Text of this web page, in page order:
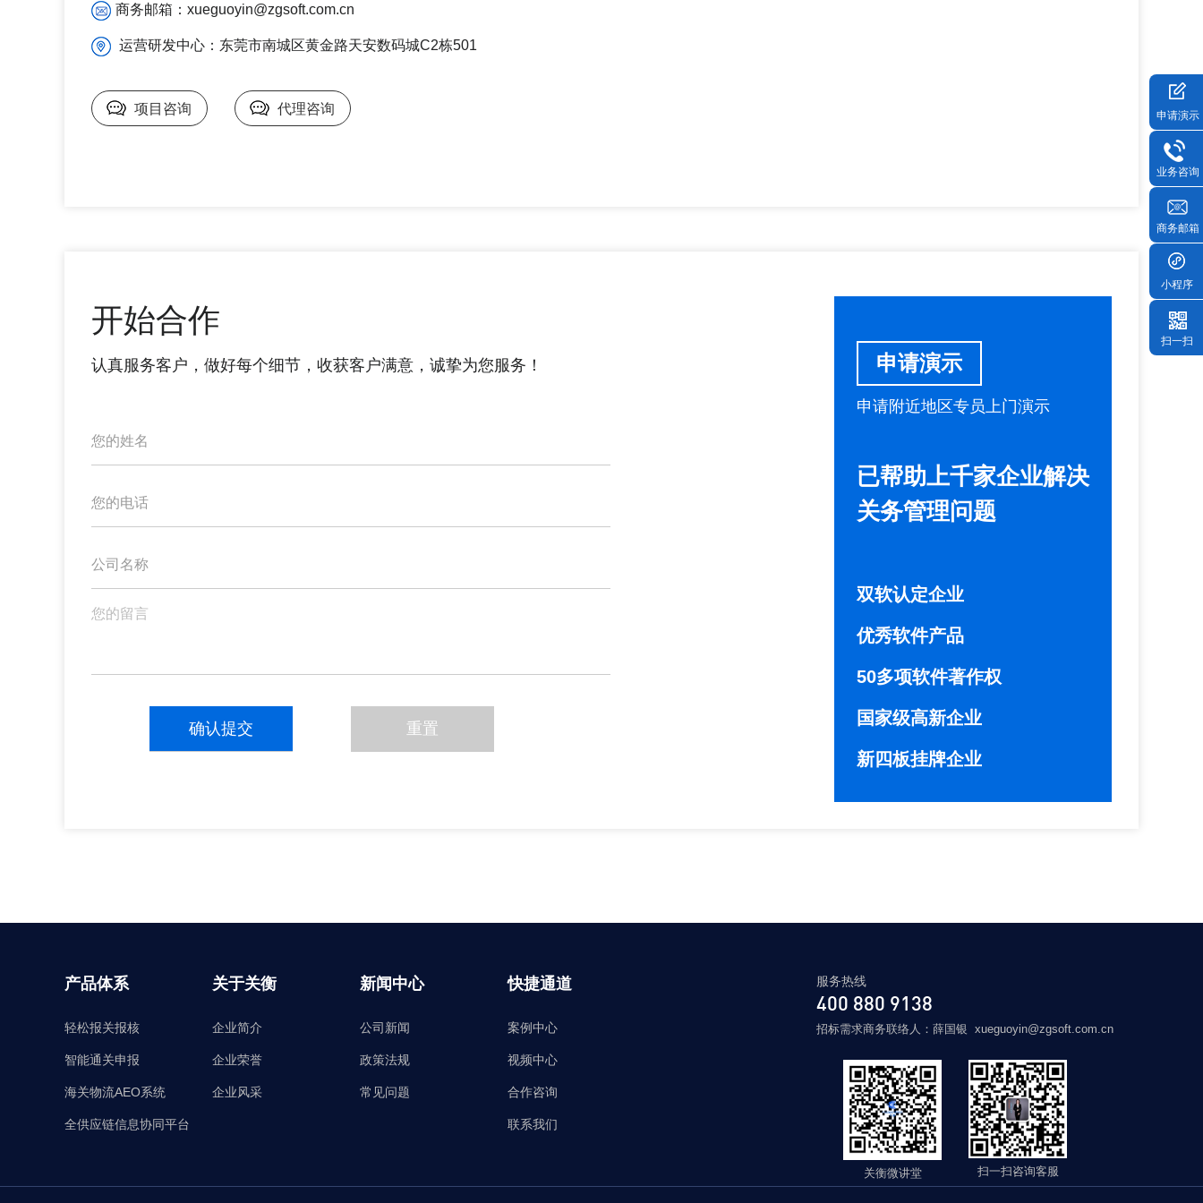
商务邮箱：xueguoyin@zgsoft.com.cn
运营研发中心：东莞市南城区黄金路天安数码城C2栋501
项目咨询 代理咨询
开始合作
认真服务客户，做好每个细节，收获客户满意，诚挚为您服务！ 申请演示
申请附近地区专员上门演示
已帮助上千家企业解决
关务管理问题
双软认定企业
优秀软件产品
50多项软件著作权
国家级高新企业
新四板挂牌企业
产品体系
轻松报关报核
智能通关申报
海关物流AEO系统
全供应链信息协同平台
关于关衡
企业简介
企业荣誉
企业风采
新闻中心
公司新闻
政策法规
常见问题
快捷通道
案例中心
视频中心
合作咨询
联系我们
服务热线
400 880 9138
招标需求商务联络人：薛国银 xueguoyin@zgsoft.com.cn
关衡微讲堂 扫一扫咨询客服
申请演示
业务咨询
商务邮箱
小程序
扫一扫